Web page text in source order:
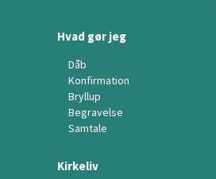
Hvad gør jeg
Dåb
Konfirmation
Bryllup
Begravelse
Samtale
Kirkeliv